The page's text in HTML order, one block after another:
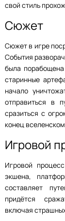
свой стиль
Сюжет
Сюжет в игре
События
была
старинные
начало
отправиться в
сразиться с
конец
Игровой
Игровой
экшена,
составляет
придётся
включая